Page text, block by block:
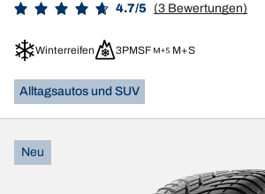
Neu
4.7/5 (3 Bewertungen)
Winterreifen 3PMSF M+S
Alltagsautos und SUV